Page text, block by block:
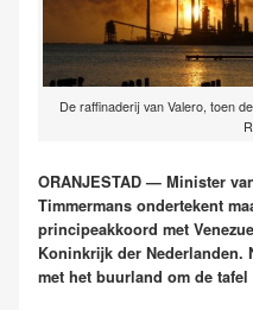
De raffinaderij van Valero, toen
ORANJESTAD — Minister
Timmermans ondertekent
principeakkoord met
Koninkrijk der Nederlanden.
met het buurland om de tafel